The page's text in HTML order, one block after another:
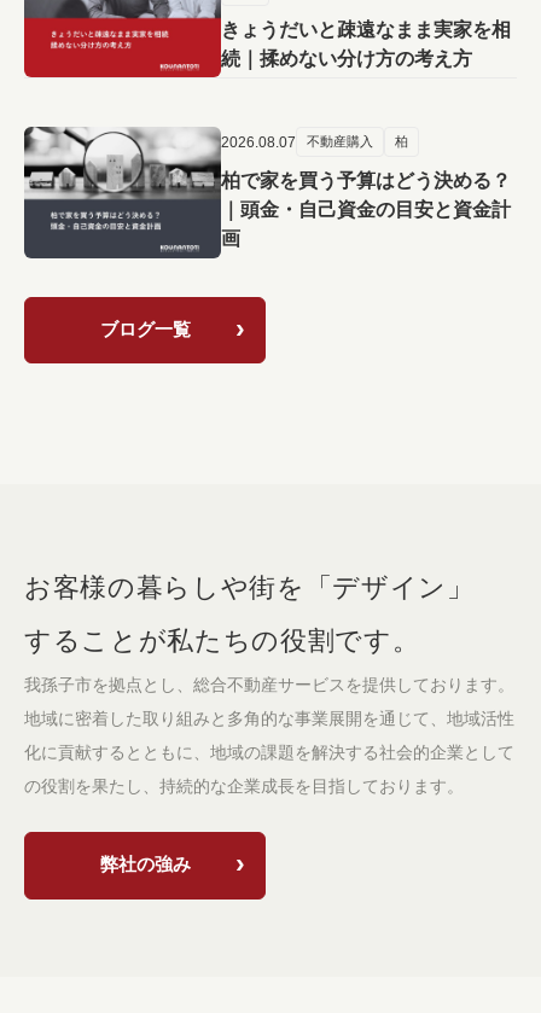
きょうだいと疎遠なまま実家を相
続｜揉めない分け方の考え方
2026.08.07 不動産購入 柏
柏で家を買う予算はどう決める？
｜頭金・自己資金の目安と資金計
画
ブログ一覧
お客様の暮らしや街を「デザイン」
することが私たちの役割です。
我孫子市を拠点とし、総合不動産サービスを提供しております。
地域に密着した取り組みと多角的な事業展開を通じて、地域活性
化に貢献するとともに、地域の課題を解決する社会的企業として
の役割を果たし、持続的な企業成長を目指しております。
弊社の強み